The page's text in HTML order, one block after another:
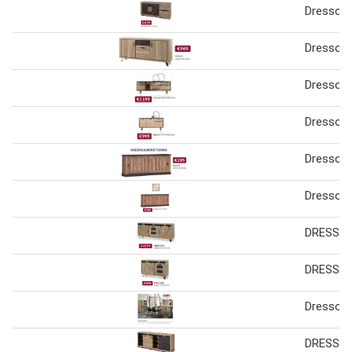
Dressoir
Dressoir
Dressoir
Dressoir
Dressoir
Dressoir
Dressoir